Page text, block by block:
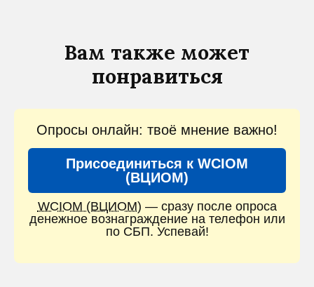
Вам также может
понравиться
Опросы онлайн: твоё мнение важно!
Присоединиться к WCIOM
(ВЦИОМ)
WCIOM (ВЦИОМ) — сразу после опроса
денежное вознаграждение на телефон или
по СБП. Успевай!